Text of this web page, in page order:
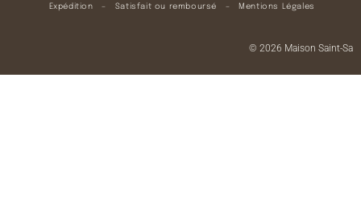
Expédition – Satisfait ou remboursé – Mentions Légales
© 2026 Maison Saint-Sa